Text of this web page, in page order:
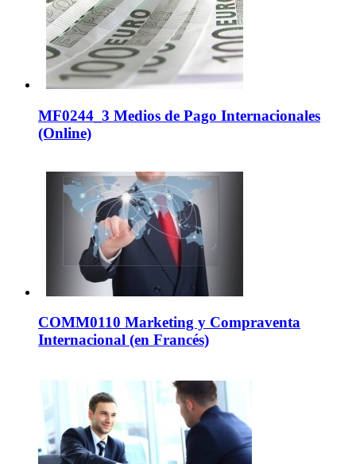
MF0244_3 Medios de Pago Internacionales
(Online)
COMM0110 Marketing y Compraventa
Internacional (en Francés)